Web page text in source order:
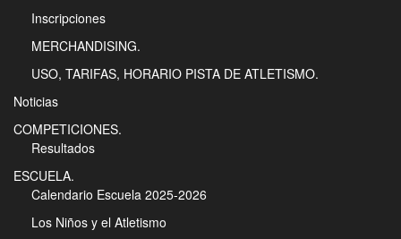
Inscripciones
MERCHANDISING.
USO, TARIFAS, HORARIO PISTA DE ATLETISMO.
Noticias
COMPETICIONES.
Resultados
ESCUELA.
Calendario Escuela 2025-2026
Los Niños y el Atletismo